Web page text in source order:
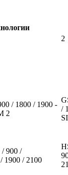
2
/ 1800 / 1900 -
2
/
900 /
1900 / 2100